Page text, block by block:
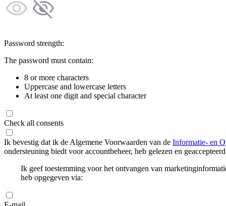
Password strength:
The password must contain:
8 or more characters
Uppercase and lowercase letters
At least one digit and special character
Check all consents
Ik bevestig dat ik de Algemene Voorwaarden van de Informatie- en
ondersteuning biedt voor accountbeheer, heb gelezen en
Ik geef toestemming voor het ontvangen van
heb opgegeven via: